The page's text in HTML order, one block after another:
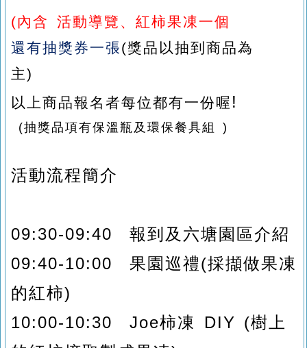
(內含 活動導覽、紅柿果凍一個
還有抽獎券一張(獎品以抽到商品為
主)
以上商品報名者每位都有一份喔 !
(抽獎品項有保溫瓶及環保餐具組)
活動流程簡介
09:30-09:40報到及六塘園區介紹
09:40-10:00 果園巡禮(採擷做果凍
的紅柿)
10:00-10:30 Joe柿凍 DIY (樹上